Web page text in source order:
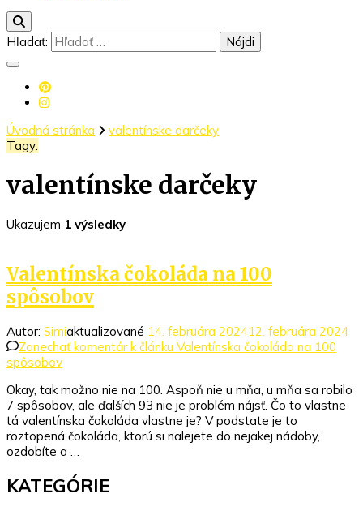
Hľadať:
Úvodná stránka
valentínske darčeky
Tagy:
valentínske darčeky
Ukazujem 1 výsledky
Valentínska čokoláda na 100
spôsobov
Autor: Simiaktualizované 14. februára 202412. februára 2024
Zanechať komentár k článku Valentínska čokoláda na 100
spôsobov
Okay, tak možno nie na 100. Aspoň nie u mňa, u mňa sa robilo
7 spôsobov, ale ďalších 93 nie je problém nájsť. Čo to vlastne
tá valentínska čokoláda vlastne je? V podstate je to
roztopená čokoláda, ktorú si nalejete do nejakej nádoby,
ozdobíte a …
KATEGÓRIE